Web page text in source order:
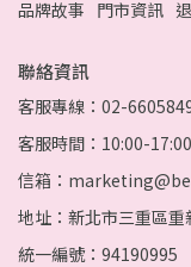
品牌故事 門市資訊
聯絡資訊
客服專線：02-
客服時間：10:00-17:00
信箱：
地址：新北市三重區
統一編號：94190995